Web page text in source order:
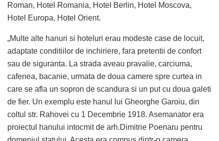
Roman, Hotel Romania, Hotel Berlin, Hotel Moscova,
Hotel Europa, Hotel Orient.
„Multe alte hanuri si hoteluri erau modeste case de locuit,
adaptate conditiilor de inchiriere, fara pretentii de confort
sau de siguranta. La strada aveau pravalie, carciuma,
cafenea, bacanie, urmata de doua camere spre curtea in
care se afla un sopron de scandura si un put cu doua galeti
de fier. Un exemplu este hanul lui Gheorghe Garoiu, din
coltul str. Rahovei cu 1 Decembrie 1918. Asemanator era
proiectul hanului intocmit de arh.Dimitrie Poenaru pentru